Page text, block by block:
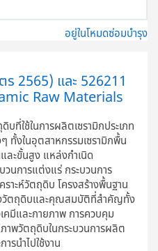
อยู่ในโหมดซ่อมบำรุง
2565) และ 526211
Raw Materials
บที่ใช้ในการผลิตเซรามิกประเภท
ทั้งในอุตสาหกรรมเซรามิกพื้น
ละขั้นสูง แหล่งกำเนิด
วนการแต่งแร่ กระบวนการ
ราะห์วัตถุดิบ โครงสร้างพื้นฐาน
วัตถุดิบและคุณสมบัติที่สำคัญทั้ง
คมีและกายภาพ การควบคุม
าพวัตถุดิบในกระบวนการผลิต
ารนำไปใช้งาน